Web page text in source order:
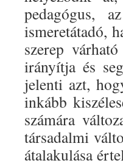
pedagógus,
ismeretátadó,
szerep
irányítja és
jelenti azt,
inkább
számára
társadalmi
átalakulása